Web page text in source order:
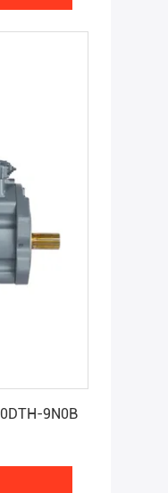
9N0B